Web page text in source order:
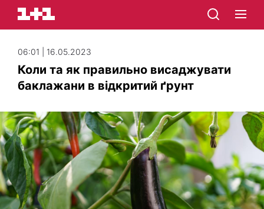
06:01 | 16.05.2023
Коли та як правильно висаджувати
баклажани в відкритий ґрунт